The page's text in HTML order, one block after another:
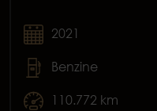
2021
Benzine
110.772 km